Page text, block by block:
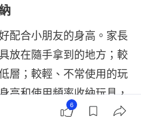
配合小朋友的身高。家長
放在隨手拿到的地方；較
層；較輕、不常使用的玩
高和使用頻率收納玩具，
免孩子因重物跌落受傷。
6